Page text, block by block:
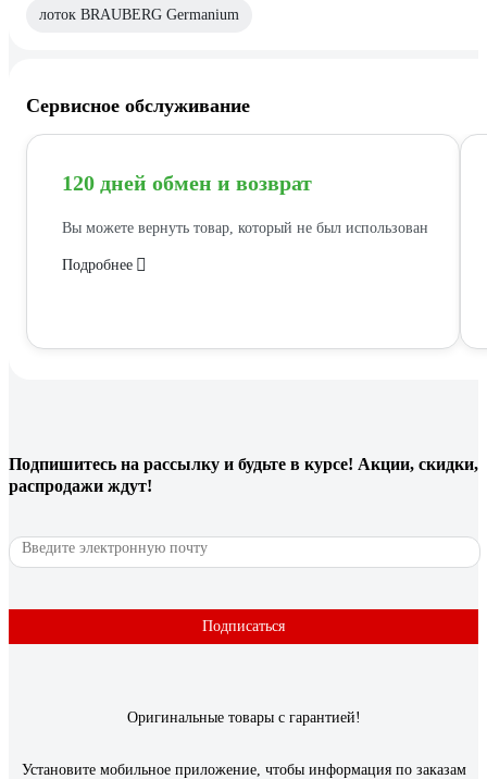
лоток BRAUBERG Germanium
Сервисное обслуживание
120 дней обмен и возврат
Вы можете вернуть товар, который не был использован
Подробнее
Подпишитесь на рассылку и будьте в курсе! Акции, скидки,
распродажи ждут!
Подписаться
Оригинальные товары с гарантией!
Установите мобильное приложение, чтобы информация по заказам